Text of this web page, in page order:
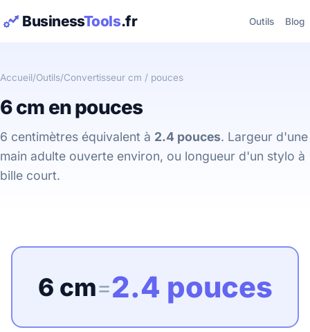
BusinessTools.fr Outils Blog
Accueil/Outils/Convertisseur cm / pouces
6 cm en pouces
6 centimètres équivalent à 2.4 pouces. Largeur d'une
main adulte ouverte environ, ou longueur d'un stylo à
bille court.
6 cm=2.4 pouces